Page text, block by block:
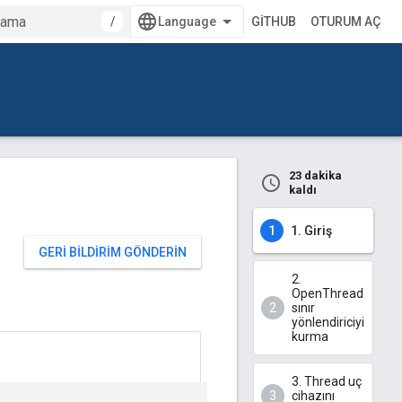
/ GITHUB OTURUM AÇ
23 dakika
kaldı
1. Giriş
2.
OpenThread
sınır
yönlendiriciyi
kurma
3. Thread uç
cihazını
GERI BILDIRIM GÖNDERIN